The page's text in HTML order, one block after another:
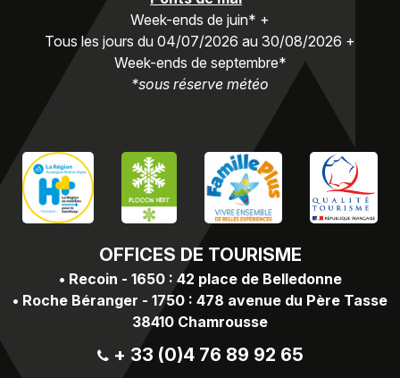
OFFICES DE TOURISME
• Recoin - 1650 : 42 place de Belledonne
• Roche Béranger - 1750 : 478 avenue du Père Tasse
38410 Chamrousse
+ 33 (0)4 76 89 92 65
Week-ends de juin* +
Tous les jours du 04/07/2026 au 30/08/2026 +
Week-ends de septembre*
*sous réserve météo